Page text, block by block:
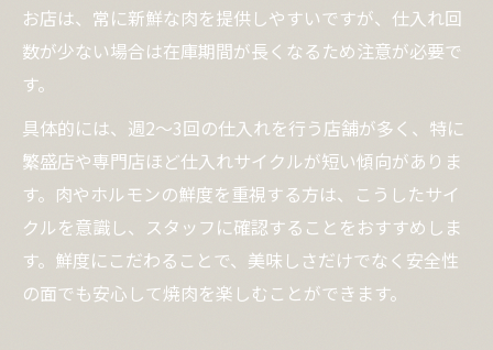
お店は、常に新鮮な肉を提供しやすいですが、仕入れ回
数が少ない場合は在庫期間が長くなるため注意が必要で
す。
具体的には、週2～3回の仕入れを行う店舗が多く、特に
繁盛店や専門店ほど仕入れサイクルが短い傾向がありま
す。肉やホルモンの鮮度を重視する方は、こうしたサイ
クルを意識し、スタッフに確認することをおすすめしま
す。鮮度にこだわることで、美味しさだけでなく安全性
の面でも安心して焼肉を楽しむことができます。